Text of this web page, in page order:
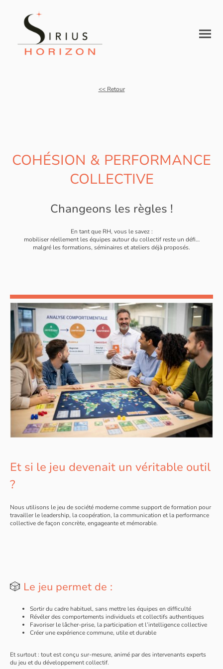
<< Retour
COHÉSION & PERFORMANCE
COLLECTIVE
Changeons les règles !
En tant que RH, vous le savez :
mobiliser réellement les équipes autour du collectif reste un défi…
malgré les formations, séminaires et ateliers déjà proposés.
Et si le jeu devenait un véritable outil
?
Nous utilisons le jeu de société moderne comme support de formation pour
travailler le leadership, la coopération, la communication et la performance
collective de façon concrète, engageante et mémorable.
🎲 Le jeu permet de :
Sortir du cadre habituel, sans mettre les équipes en difficulté
Révéler des comportements individuels et collectifs authentiques
Favoriser le lâcher-prise, la participation et l’intelligence collective
Créer une expérience commune, utile et durable
Et surtout : tout est conçu sur-mesure, animé par des intervenants experts
du jeu et du développement collectif.